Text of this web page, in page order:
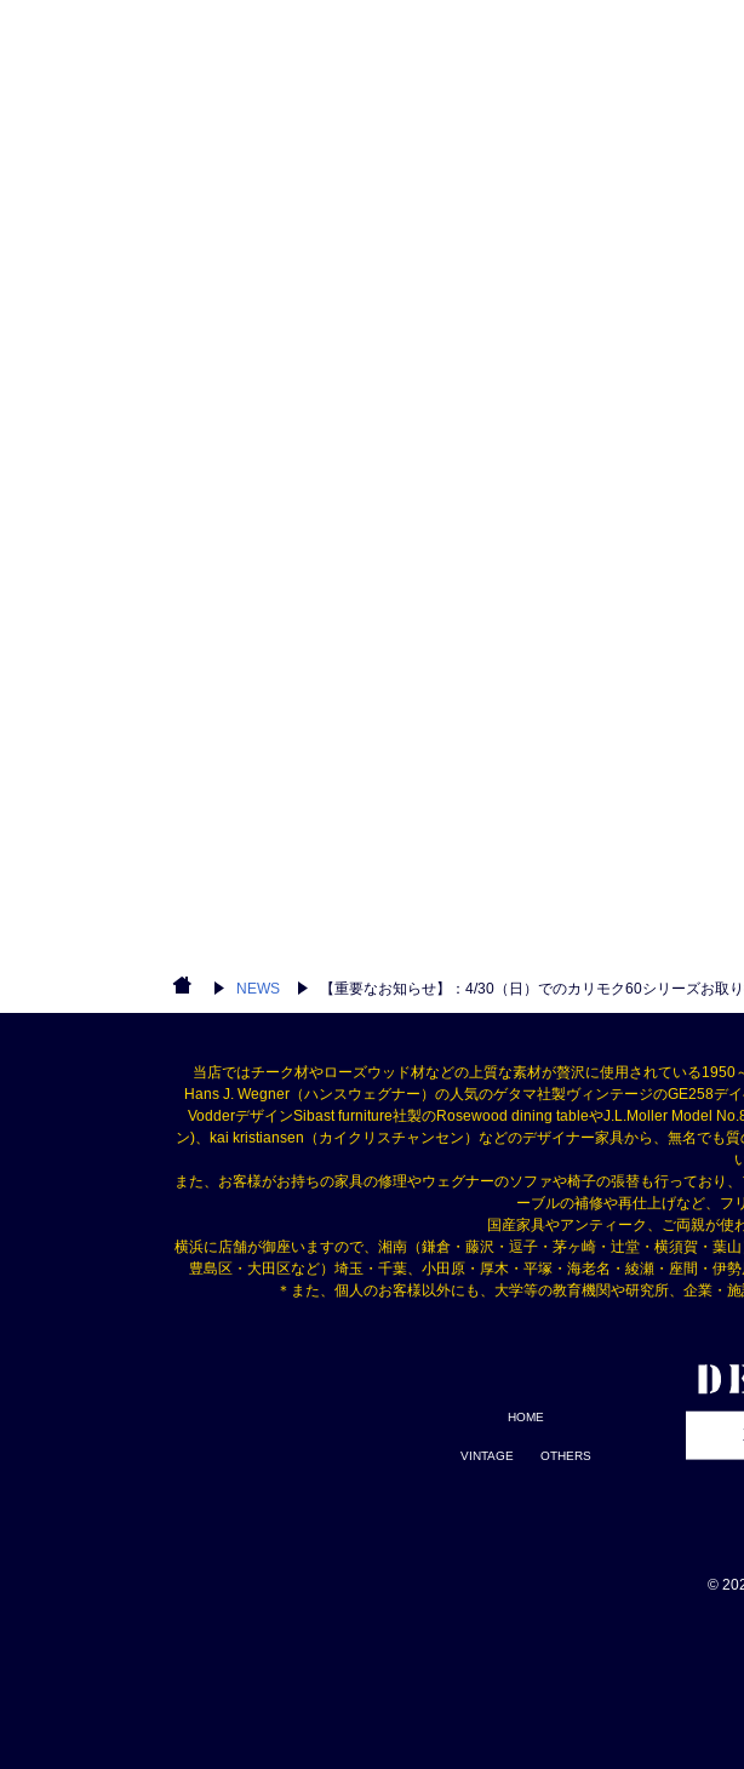
NEWS 【重要なお知らせ】：4/30（日）でのカリモク60シリーズお取
当店ではチーク材やローズウッド材などの上質な素材が贅沢に使用されている
Hans J. Wegner（ハンスウェグナー）の人気のゲタマ社製ヴィンテージのGE258
VodderデザインSibast furniture社製のRosewood dining tableやJ.L.Moller Model
ン)、kai kristiansen（カイクリスチャンセン）などのデザイナー家具から、無名でも
また、お客様がお持ちの家具の修理やウェグナーのソファや椅子の張替も行っており
ーブルの補修や再仕上げなど、フ
国産家具やアンティーク、ご両親が使
横浜に店舗が御座いますので、湘南（鎌倉・藤沢・逗子・茅ヶ崎・辻堂・横須賀・葉
豊島区・大田区など）埼玉・千葉、小田原・厚木・平塚・海老名・綾瀬・座間・伊
＊また、個人のお客様以外にも、大学等の教育機関や研究所、企業・
HOME
VINTAGE OTHERS
©